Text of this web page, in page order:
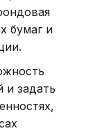
бумаг и
и задать